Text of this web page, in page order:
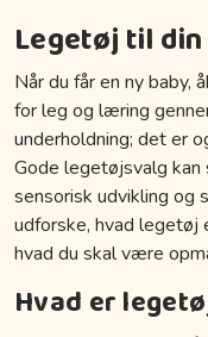
Legetøj til
Når du får en ny baby,
for leg og læring
underholdning; det er
Gode legetøjsvalg
sensorisk udvikling og
udforske, hvad legetøj
hvad du skal være
Hvad er